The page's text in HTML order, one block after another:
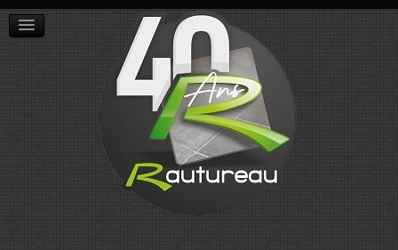
L'ENTREPRISE